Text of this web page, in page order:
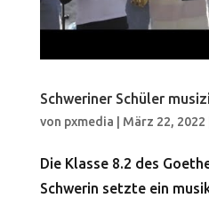
Schweriner Schüler
von pxmedia März 22, 2022
Die Klasse 8.2 des
Schwerin setzte ein